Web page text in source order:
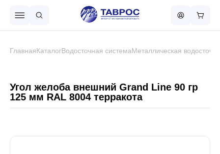
Металлочерепица
ГлавнаяКаталогВодосточная системаМеталлическая
Угол желоба внешний Grand Line 90 гр
125 мм RAL 8004 терракота